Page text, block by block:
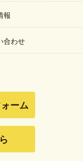
報
合わせ
ーム